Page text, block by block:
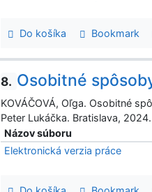
Do košíka Bookmark
8. Osobitné
KOVÁČOVÁ, Oľga. Osobitné
Peter Lukáčka. Bratislava,
Názov súboru
Elektronická verzia práce